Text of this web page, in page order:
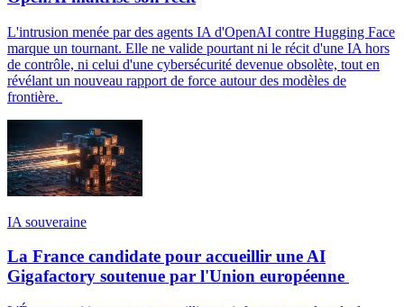
L'intrusion menée par des agents IA d'OpenAI contre Hugging Face
marque un tournant. Elle ne valide pourtant ni le récit d'une IA hors
de contrôle, ni celui d'une cybersécurité devenue obsolète, tout en
révélant un nouveau rapport de force autour des modèles de
frontière.
IA souveraine
La France candidate pour accueillir une AI
Gigafactory soutenue par l'Union européenne